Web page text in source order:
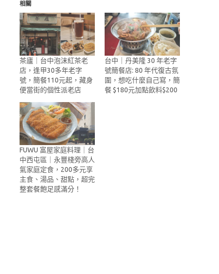
相關
茶廬｜台中泡沫紅茶老
店，逢甲30多年老字
號，簡餐110元起，藏身
便當街的個性派老店
台中｜丹美隆 30 年老字
號簡餐店: 80 年代復古氛
圍，想吃什麼自己寫，簡
餐 $180元加點飲料$200
FUWU 富屋家庭料理｜台
中西屯區｜永豐棧旁高人
氣家庭定食，200多元享
主食、湯品、甜點，超完
整套餐飽足感滿分！